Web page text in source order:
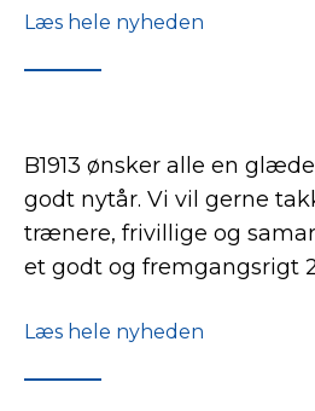
Læs hele nyheden
B1913 ønsker alle en
godt nytår. Vi vil gerne
trænere, frivillige og
et godt og fremgangsrigt
Læs hele nyheden